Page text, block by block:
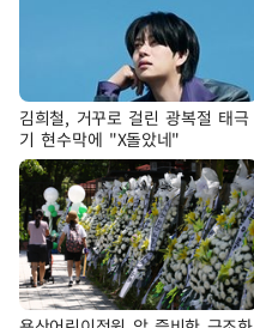
김희철, 거꾸로 걸린 광복절 태극
기 현수막에 "X돌았네"